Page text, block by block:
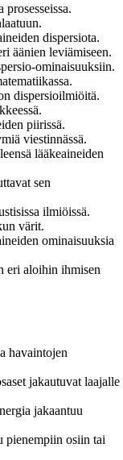
dispersiota.
äänien leviämiseen.
ominaisuuksiin.
dispersioilmiöitä.
piirissä.
viestinnässä.
lääkeaineiden
sen
ilmiöissä.
värit.
ominaisuuksia
eri aloihin ihmisen
havaintojen
jakautuvat laajalle
jakaantuu
pienempiin osiin tai